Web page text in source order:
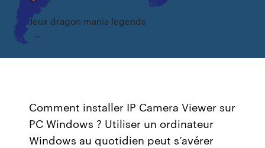
Jeux dragon mania legends
Comment installer IP Camera Viewer sur
PC Windows ? Utiliser un ordinateur
Windows au quotidien peut s’avérer